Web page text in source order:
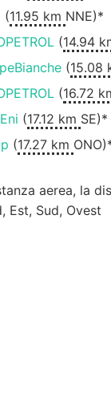
(11.95 km NNE)*
(14.94
(15.08
(16.72
(17.12 km SE)*
(17.27 km
aerea, la
Est, Sud, Ovest